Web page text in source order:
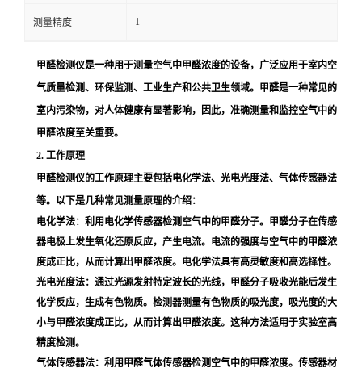
测量精度 1
甲醛检测仪是一种用于测量空气中甲醛浓度的设备，广泛应用于室内空
气质量检测、环保监测、工业生产和公共卫生领域。甲醛是一种常见的
室内污染物，对人体健康有显著影响，因此，准确测量和监控空气中的
甲醛浓度至关重要。
2. 工作原理
甲醛检测仪的工作原理主要包括电化学法、光电光度法、气体传感器法
等。以下是几种常见测量原理的介绍：
电化学法：利用电化学传感器检测空气中的甲醛分子。甲醛分子在传感
器电极上发生氧化还原反应，产生电流。电流的强度与空气中的甲醛浓
度成正比，从而计算出甲醛浓度。电化学法具有高灵敏度和高选择性。
光电光度法：通过光源发射特定波长的光线，甲醛分子吸收光能后发生
化学反应，生成有色物质。检测器测量有色物质的吸光度，吸光度的大
小与甲醛浓度成正比，从而计算出甲醛浓度。这种方法适用于实验室高
精度检测。
气体传感器法：利用甲醛气体传感器检测空气中的甲醛浓度。传感器材